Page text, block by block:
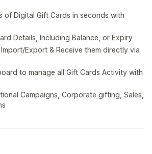
of Digital Gift Cards in seconds with
Details, Including Balance, or Expiry
Export & Receive them directly via
to manage all Gift Cards Activity with
Campaigns, Corporate gifting, Sales,